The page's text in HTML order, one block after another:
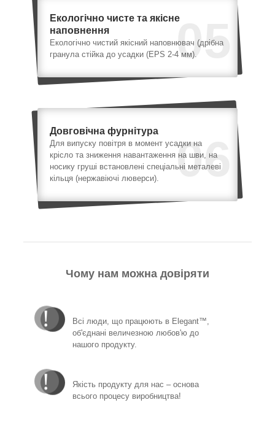
05
Екологічно чисте та якісне
наповнення
Екологічно чистий якісний наповнювач (дрібна
гранула стійка до усадки (EPS 2-4 мм).
06
Довговічна фурнітура
Для випуску повітря в момент усадки на
крісло та зниження навантаження на шви, на
носику груші встановлені спеціальні металеві
кільця (нержавіючі люверси).
Чому нам можна довіряти
Всі люди, що працюють в Elegant™,
об'єднані величезною любов'ю до
нашого продукту.
Якість продукту для нас – основа
всього процесу виробництва!